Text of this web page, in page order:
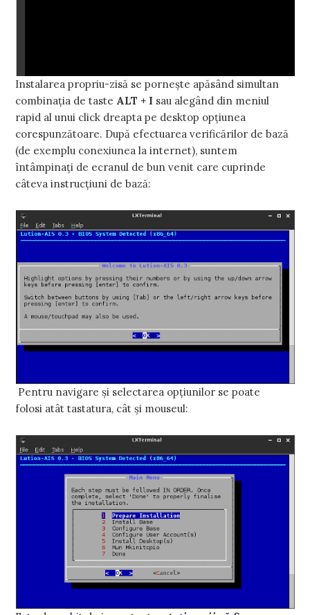
Instalarea propriu-zisă se porneşte apăsând simultan
combinaţia de taste ALT + I sau alegând din meniul
rapid al unui click dreapta pe desktop opţiunea
corespunzătoare. După efectuarea verificărilor de bază
(de exemplu conexiunea la internet), suntem
întâmpinaţi de ecranul de bun venit care cuprinde
câteva instrucţiuni de bază:
Pentru navigare şi selectarea opţiunilor se poate
folosi atât tastatura, cât şi mouseul: